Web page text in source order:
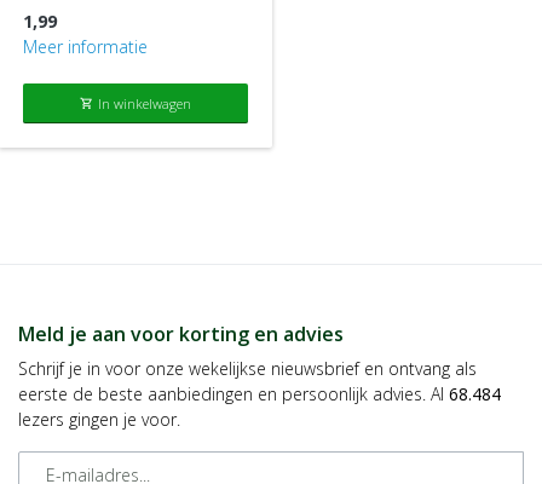
1,99
Meer informatie
shopping_cart In winkelwagen
Meld je aan voor korting en advies
Schrijf je in voor onze wekelijkse nieuwsbrief en ontvang als
eerste de beste aanbiedingen en persoonlijk advies. Al 68.484
lezers gingen je voor.
E-mailadres